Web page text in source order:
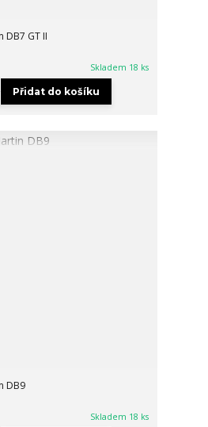
DB7 GT II
Skladem 18 ks
Přidat do košíku
DB9
Skladem 18 ks